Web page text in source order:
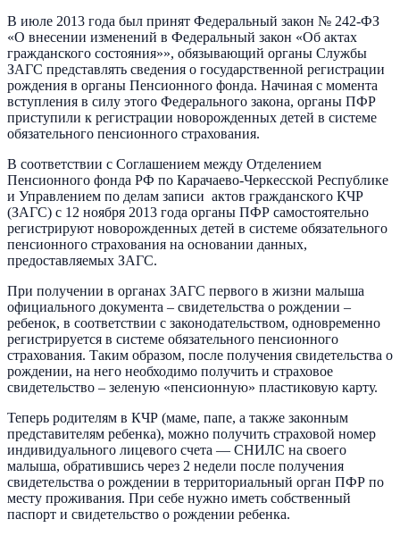
В июле 2013 года был принят Федеральный закон № 242-ФЗ
«О внесении изменений в Федеральный закон «Об актах
гражданского состояния»», обязывающий органы Службы
ЗАГС представлять сведения о государственной регистрации
рождения в органы Пенсионного фонда. Начиная с момента
вступления в силу этого Федерального закона, органы ПФР
приступили к регистрации новорожденных детей в системе
обязательного пенсионного страхования.
В соответствии с Соглашением между Отделением
Пенсионного фонда РФ по Карачаево-Черкесской Республике
и Управлением по делам записи актов гражданского КЧР
(ЗАГС) с 12 ноября 2013 года органы ПФР самостоятельно
регистрируют новорожденных детей в системе обязательного
пенсионного страхования на основании данных,
предоставляемых ЗАГС.
При получении в органах ЗАГС первого в жизни малыша
официального документа – свидетельства о рождении –
ребенок, в соответствии с законодательством, одновременно
регистрируется в системе обязательного пенсионного
страхования. Таким образом, после получения свидетельства о
рождении, на него необходимо получить и страховое
свидетельство – зеленую «пенсионную» пластиковую карту.
Теперь родителям в КЧР (маме, папе, а также законным
представителям ребенка), можно получить страховой номер
индивидуального лицевого счета — СНИЛС на своего
малыша, обратившись через 2 недели после получения
свидетельства о рождении в территориальный орган ПФР по
месту проживания. При себе нужно иметь собственный
паспорт и свидетельство о рождении ребенка.